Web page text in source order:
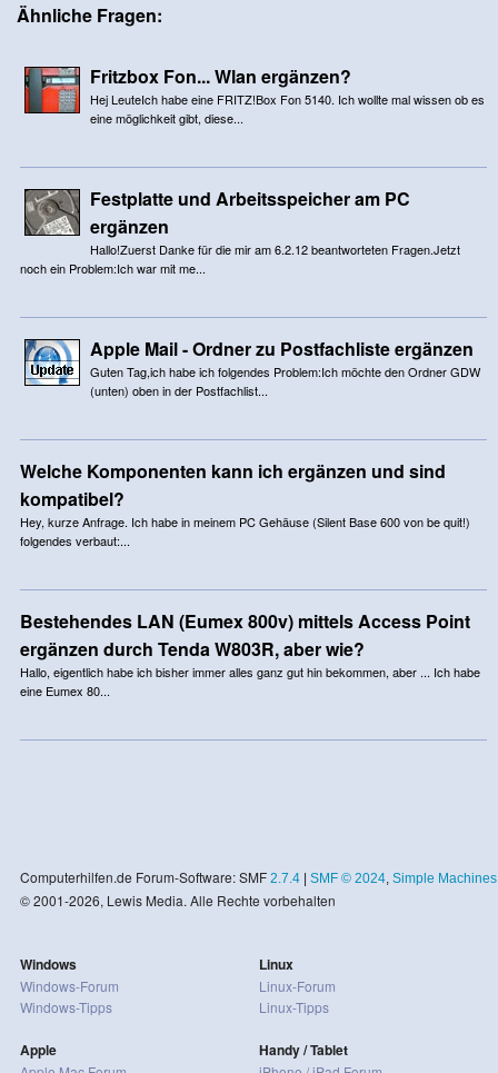
Ähnliche Fragen:
Fritzbox Fon... Wlan ergänzen?
Hej LeuteIch habe eine FRITZ!Box Fon 5140. Ich wollte mal wissen ob es
eine möglichkeit gibt, diese...
Festplatte und Arbeitsspeicher am PC
ergänzen
Hallo!Zuerst Danke für die mir am 6.2.12 beantworteten Fragen.Jetzt
noch ein Problem:Ich war mit me...
Apple Mail - Ordner zu Postfachliste ergänzen
Guten Tag,ich habe ich folgendes Problem:Ich möchte den Ordner GDW
(unten) oben in der Postfachlist...
Welche Komponenten kann ich ergänzen und sind
kompatibel?
Hey, kurze Anfrage. Ich habe in meinem PC Gehäuse (Silent Base 600 von be quit!)
folgendes verbaut:...
Bestehendes LAN (Eumex 800v) mittels Access Point
ergänzen durch Tenda W803R, aber wie?
Hallo, eigentlich habe ich bisher immer alles ganz gut hin bekommen, aber ... Ich habe
eine Eumex 80...
Computerhilfen.de Forum-Software: SMF 2.7.4| SMF © 2024, Simple Machines
© 2001-2026, Lewis Media. Alle Rechte vorbehalten
Windows
Windows-Forum
Windows-Tipps
Apple
Linux
Linux-Forum
Linux-Tipps
Handy / Tablet